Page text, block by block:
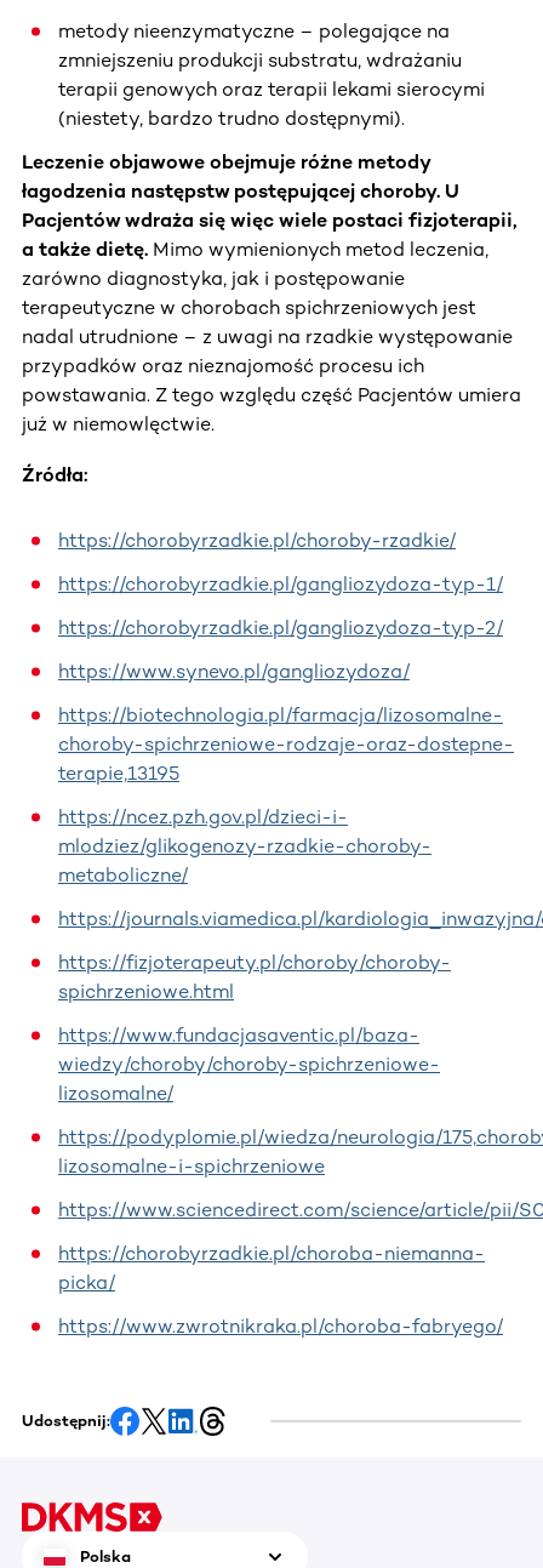
metody nieenzymatyczne – polegające na
zmniejszeniu produkcji substratu, wdrażaniu
terapii genowych oraz terapii lekami sierocymi
(niestety, bardzo trudno dostępnymi).
Leczenie objawowe obejmuje różne metody
łagodzenia następstw postępującej choroby. U
Pacjentów wdraża się więc wiele postaci fizjoterapii,
a także dietę. Mimo wymienionych metod leczenia,
zarówno diagnostyka, jak i postępowanie
terapeutyczne w chorobach spichrzeniowych jest
nadal utrudnione – z uwagi na rzadkie występowanie
przypadków oraz nieznajomość procesu ich
powstawania. Z tego względu część Pacjentów umiera
już w niemowlęctwie.
Źródła:
https://chorobyrzadkie.pl/choroby-rzadkie/
https://chorobyrzadkie.pl/gangliozydoza-typ-1/
https://chorobyrzadkie.pl/gangliozydoza-typ-2/
https://www.synevo.pl/gangliozydoza/
https://biotechnologia.pl/farmacja/lizosomalne-
choroby-spichrzeniowe-rodzaje-oraz-dostepne-
terapie,13195
https://ncez.pzh.gov.pl/dzieci-i-
mlodziez/glikogenozy-rzadkie-choroby-
metaboliczne/
https://journals.viamedica.pl/
https://fizjoterapeuty.pl/choroby/choroby-
spichrzeniowe.html
https://www.fundacjasaventic.pl/baza-
wiedzy/choroby/choroby-spichrzeniowe-
lizosomalne/
https://podyplomie.pl/wiedza/neurologia/
lizosomalne-i-spichrzeniowe
https://www.sciencedirect.com/science/article/pii/
https://chorobyrzadkie.pl/choroba-niemanna-
picka/
https://www.zwrotnikraka.pl/choroba-fabryego/
Udostępnij:
Polska